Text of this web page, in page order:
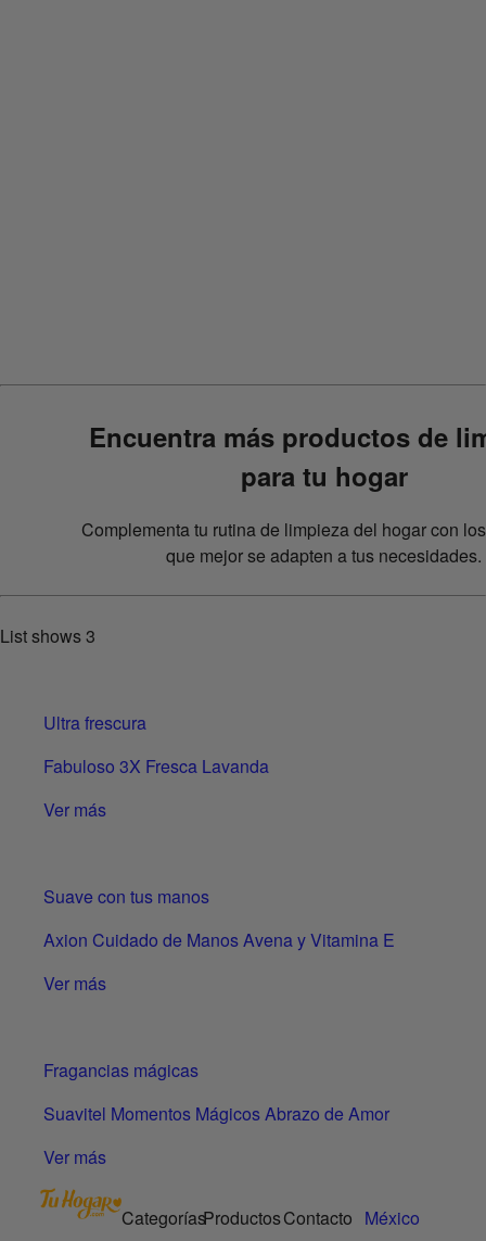
Encuentra más productos de
para tu hogar
Complementa tu rutina de limpieza del hogar con
que mejor se adapten a tus necesidades.
List shows3
Ultra frescura
Fabuloso 3X Fresca Lavanda
Ver más
Suave con tus manos
Axion Cuidado de Manos Avena y Vitamina E
Ver más
Fragancias mágicas
Suavitel Momentos Mágicos Abrazo de Amor
Ver más
CategoríasProductosContacto México